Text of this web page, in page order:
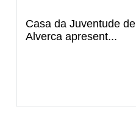
Casa da Juventude de
Alverca apresent...